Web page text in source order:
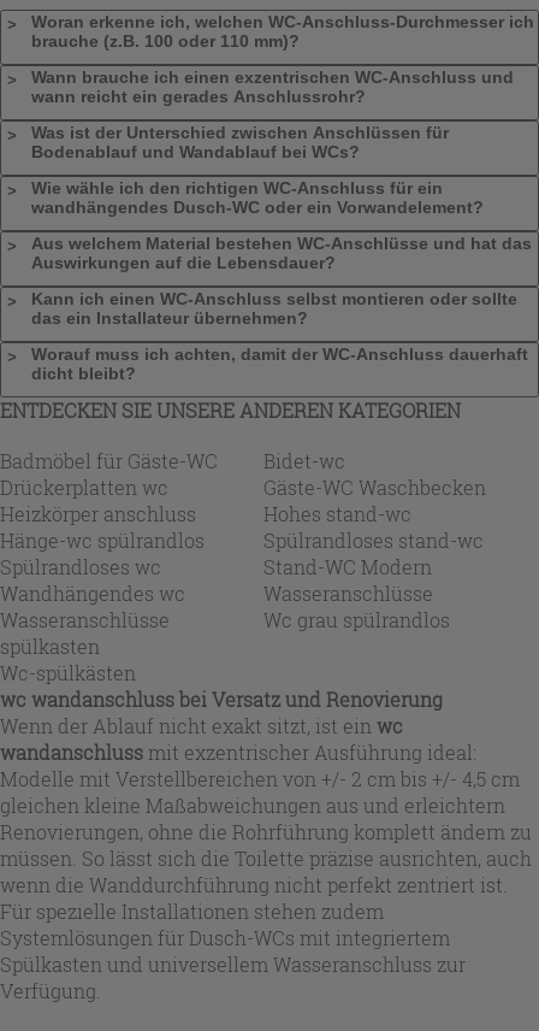
Woran erkenne ich, welchen WC-Anschluss-Durchmesser ich
brauche (z.B. 100 oder 110 mm)?
Wann brauche ich einen exzentrischen WC-Anschluss und
wann reicht ein gerades Anschlussrohr?
Was ist der Unterschied zwischen Anschlüssen für
Bodenablauf und Wandablauf bei WCs?
Wie wähle ich den richtigen WC-Anschluss für ein
wandhängendes Dusch-WC oder ein Vorwandelement?
Aus welchem Material bestehen WC-Anschlüsse und hat das
Auswirkungen auf die Lebensdauer?
Kann ich einen WC-Anschluss selbst montieren oder sollte
das ein Installateur übernehmen?
Worauf muss ich achten, damit der WC-Anschluss dauerhaft
dicht bleibt?
ENTDECKEN SIE UNSERE ANDEREN KATEGORIEN
Badmöbel für Gäste-WC
Bidet-wc
Drückerplatten wc
Gäste-WC Waschbecken
Heizkörper anschluss
Hohes stand-wc
Hänge-wc spülrandlos
Spülrandloses stand-wc
Spülrandloses wc
Stand-WC Modern
Wandhängendes wc
Wasseranschlüsse
Wasseranschlüsse
spülkasten
Wc grau spülrandlos
Wc-spülkästen
wc wandanschluss bei Versatz und Renovierung
Wenn der Ablauf nicht exakt sitzt, ist ein wc
wandanschlussmit exzentrischer Ausführung ideal:
Modelle mit Verstellbereichen von +/- 2 cm bis +/- 4,5 cm
gleichen kleine Maßabweichungen aus und erleichtern
Renovierungen, ohne die Rohrführung komplett ändern zu
müssen. So lässt sich die Toilette präzise ausrichten, auch
wenn die Wanddurchführung nicht perfekt zentriert ist.
Für spezielle Installationen stehen zudem
Systemlösungen für Dusch-WCs mit integriertem
Spülkasten und universellem Wasseranschluss zur
Verfügung.